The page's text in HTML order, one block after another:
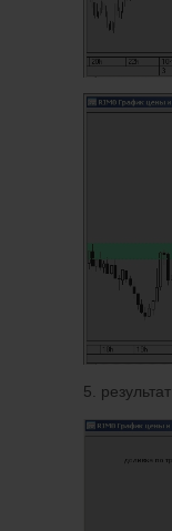
5. результат